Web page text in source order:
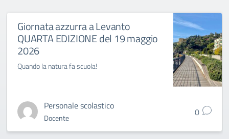
Giornata azzurra a Levanto
QUARTA EDIZIONE del 19 maggio
2026
Quando la natura fa scuola!
Personale scolastico
Docente 0